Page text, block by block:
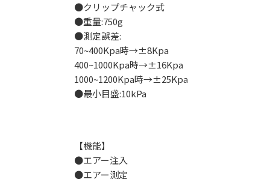
●クリップチャック式
●重量:750g
●測定誤差:
70~400Kpa時→±8Kpa
400~1000Kpa時→±16Kpa
1000~1200Kpa時→±25Kpa
●最小目盛:10kPa
【機能】
●エアー注入
●エアー測定